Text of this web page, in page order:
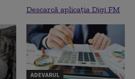
Descarcă aplicația Digi FM
ADEVARUL